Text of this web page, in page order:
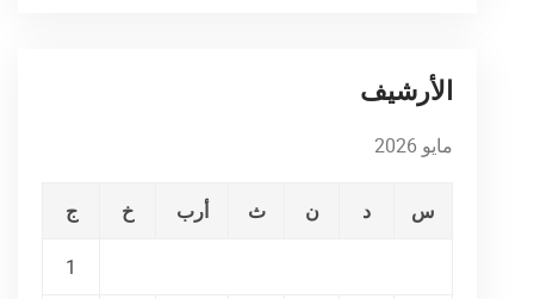
الأرشيف
مايو 2026
س د ن ث أرب خ ج
1